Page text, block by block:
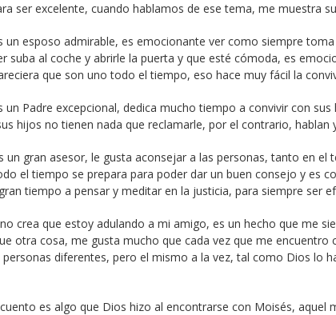
ser excelente, cuando hablamos de ese tema, me muestra
un esposo admirable, es emocionante ver como siempre
suba al coche y abrirle la puerta y que esté cómoda, es
que son uno todo el tiempo, eso hace muy fácil la
un Padre excepcional, dedica mucho tiempo a convivir con
hijos no tienen nada que reclamarle, por el contrario, hablan
un gran asesor, le gusta aconsejar a las personas, tanto en
el tiempo se prepara para poder dar un buen consejo y es
tiempo a pensar y meditar en la justicia, para siempre ser
crea que estoy adulando a mi amigo, es un hecho que me
otra cosa, me gusta mucho que cada vez que me
personas diferentes, pero el mismo a la vez, tal como Dios lo
es algo que Dios hizo al encontrarse con Moisés,